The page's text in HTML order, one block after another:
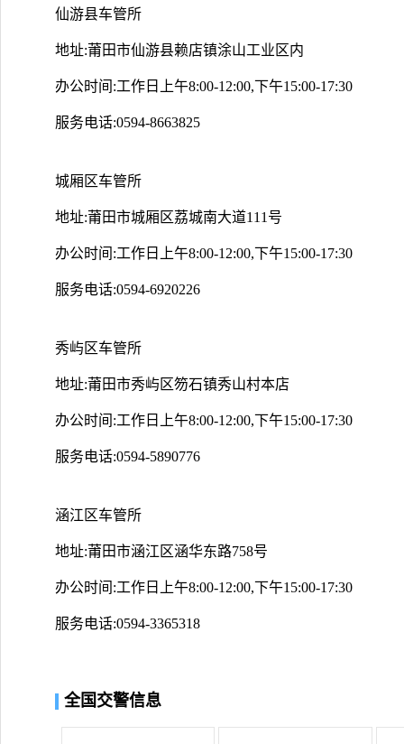
仙游县车管所
地址:莆田市仙游县赖店镇涂山工业区内
办公时间:工作日上午8:00-12:00,下午15:00-17:30
服务电话:0594-8663825
城厢区车管所
地址:莆田市城厢区荔城南大道111号
办公时间:工作日上午8:00-12:00,下午15:00-17:30
服务电话:0594-6920226
秀屿区车管所
地址:莆田市秀屿区笏石镇秀山村本店
办公时间:工作日上午8:00-12:00,下午15:00-17:30
服务电话:0594-5890776
涵江区车管所
地址:莆田市涵江区涵华东路758号
办公时间:工作日上午8:00-12:00,下午15:00-17:30
服务电话:0594-3365318
全国交警信息